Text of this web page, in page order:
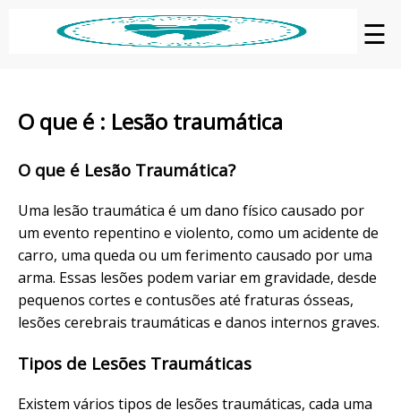
☰
O que é : Lesão traumática
O que é Lesão Traumática?
Uma lesão traumática é um dano físico causado por
um evento repentino e violento, como um acidente de
carro, uma queda ou um ferimento causado por uma
arma. Essas lesões podem variar em gravidade, desde
pequenos cortes e contusões até fraturas ósseas,
lesões cerebrais traumáticas e danos internos graves.
Tipos de Lesões Traumáticas
Existem vários tipos de lesões traumáticas, cada uma